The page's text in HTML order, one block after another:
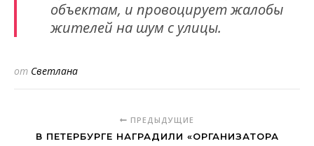
объектам, и провоцирует жалобы
жителей на шум с улицы.
от Светлана
ПРЕДЫДУЩИЕ
В ПЕТЕРБУРГЕ НАГРАДИЛИ «ОРГАНИЗАТОРА